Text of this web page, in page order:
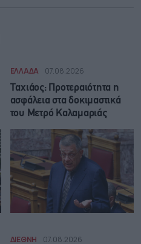
ΕΛΛΑΔΑ 07.08.2026
Ταχιάος: Προτεραιότητα η
ασφάλεια στα δοκιμαστικά
του Μετρό Καλαμαριάς
ΔΙΕΘΝΗ 07.08.2026